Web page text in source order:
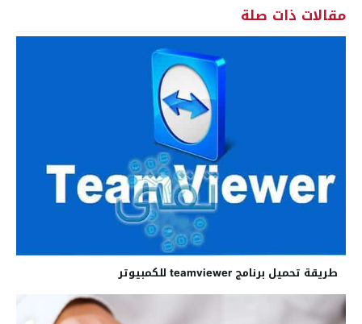
مقالات ذات صلة
طريقة تحميل برنامج teamviewer للكمبيوتر